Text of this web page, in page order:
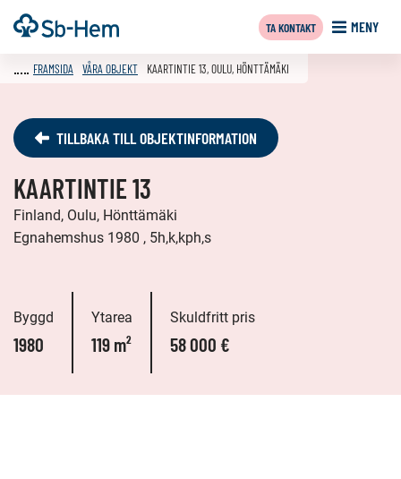
Till
innehållet
Framsida MENY
TA KONTAKT
FRAMSIDA VÅRA OBJEKT KAARTINTIE 13, OULU, HÖNTTÄMÄKI
TILLBAKA TILL OBJEKTINFORMATION
KAARTINTIE 13
Finland, Oulu, Hönttämäki
Egnahemshus 1980 , 5h,k,kph,s
Byggd
1980
Ytarea
119 m²
Skuldfritt pris
58 000 €